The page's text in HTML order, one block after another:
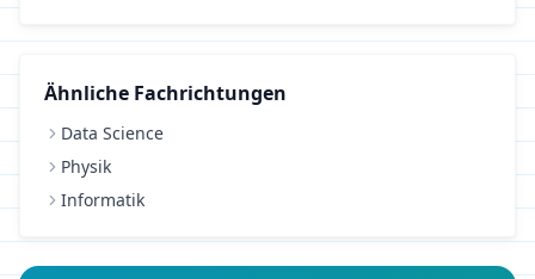
Ähnliche Fachrichtungen
Data Science
Physik
Informatik